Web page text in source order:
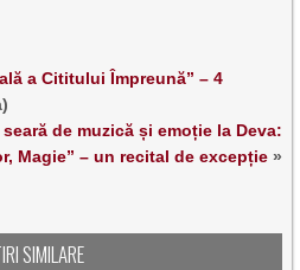
a Cititului Împreună” – 4
seară de muzică și emoție la Deva:
Magie” – un recital de excepție»
SIMILARE